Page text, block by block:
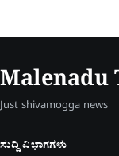
Malenadu
Just shivamogga news
ಸುದ್ದಿ ವಿಭಾಗಗಳು